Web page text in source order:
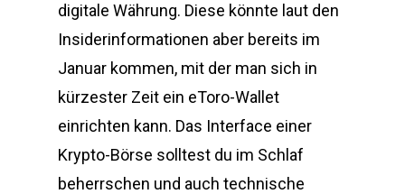
digitale Währung. Diese könnte laut den
Insiderinformationen aber bereits im
Januar kommen, mit der man sich in
kürzester Zeit ein eToro-Wallet
einrichten kann. Das Interface einer
Krypto-Börse solltest du im Schlaf
beherrschen und auch technische